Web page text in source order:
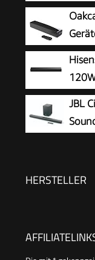
Soundbar für
Verstellbarem
Poseidon M20
DTS
Mode, EzPlay
JBL
Schwarz
HERSTELLER